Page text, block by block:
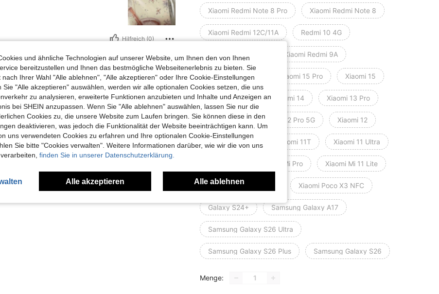
Hilfreich (0)
Ansehen
Xiaomi Redmi Note 8 Pro Xiaomi Redmi Note 8
Xiaomi Redmi 12C/11A Redmi 10 4G
Xiaomi Redmi 9C Xiaomi Redmi 9A
Xiaomi Redmi 9 Xiaomi 15 Pro Xiaomi 15
Xiaomi 14 Pro Xiaomi 14 Xiaomi 13 Pro
Xiaomi 13 Xiaomi 12 Pro 5G Xiaomi 12
Xiaomi 11T Pro Xiaomi 11T Xiaomi 11 Ultra
Xiaomi Mi Pro Xiaomi Mi 11 Lite
Xiaomi Mi 10T Pro 5G Xiaomi Poco X3 NFC
Galaxy S24+ Samsung Galaxy A17
Samsung Galaxy S26 Ultra
Samsung Galaxy S26 Plus Samsung Galaxy S26
Menge:
und ähnliche Technologien auf unserer Website, um Ihnen den von Ihnen
bereitzustellen und Ihnen das bestmögliche Webseitenerlebnis zu bieten. Sie
nach Ihrer Wahl "Alle ablehnen", "Alle akzeptieren" oder Ihre Cookie-Einstellungen
Sie "Alle akzeptieren" auswählen, werden wir alle optionalen Cookies setzen, die uns
zu analysieren, erweiterte Funktionen anzubieten und Inhalte und Anzeigen an
bei SHEIN anzupassen. Wenn Sie "Alle ablehnen" auswählen, lassen Sie nur die
Cookies zu, die unsere Website zum Laufen bringen. Sie können diese in den
deaktivieren, was jedoch die Funktionalität der Website beeinträchtigen kann. Um
uns verwendeten Cookies zu erfahren und Ihre optionalen Cookie-Einstellungen
Sie bitte "Cookies verwalten". Weitere Informationen darüber, wie wir die von uns
finden Sie in unserer Datenschutzerklärung.
Alle akzeptieren Alle ablehnen